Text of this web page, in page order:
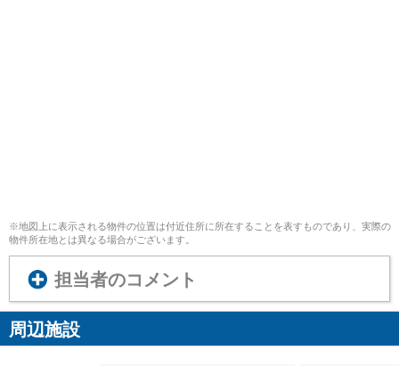
※地図上に表示される物件の位置は付近住所に所在することを表すものであり、実際の
物件所在地とは異なる場合がございます。
担当者のコメント
周辺施設